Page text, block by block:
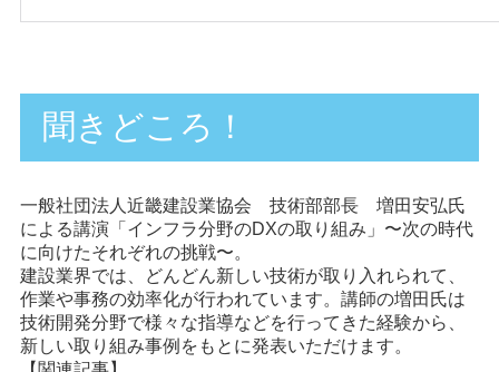
聞きどころ！
一般社団法人近畿建設業協会 技術部部長 増田安弘氏
による講演「インフラ分野のDXの取り組み」〜次の時代
に向けたそれぞれの挑戦〜。
建設業界では、どんどん新しい技術が取り入れられて、
作業や事務の効率化が行われています。講師の増田氏は
技術開発分野で様々な指導などを行ってきた経験から、
新しい取り組み事例をもとに発表いただけます。